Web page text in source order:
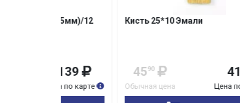
Кисть 25*10 Эмали
45
Обычная цена Цена по карте